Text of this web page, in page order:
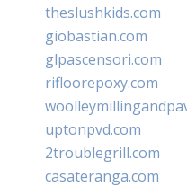
theslushkids.com
giobastian.com
glpascensori.com
rifloorepoxy.com
uptonpvd.com
2troublegrill.com
casateranga.com